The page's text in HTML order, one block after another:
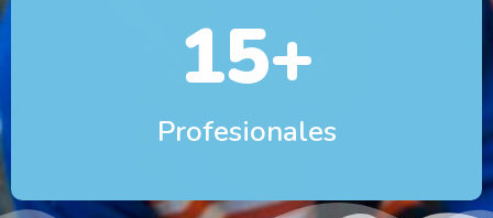
Profesionales
15+